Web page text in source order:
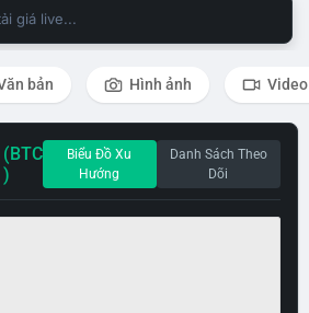
giá live...
bản Hình ảnh Video
(BTC
)
Biểu Đồ Xu
Hướng
Danh Sách Theo
Dõi